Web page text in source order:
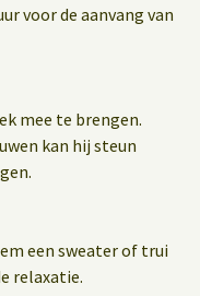
voor de aanvang van
mee te brengen.
kan hij steun
een sweater of trui
relaxatie.